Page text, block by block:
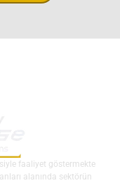
faaliyet göstermekte
alanında sektörün